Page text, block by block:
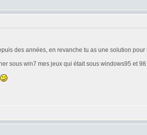
des années, en revanche tu as une solution
sous win7 mes jeux qui était sous windows95 et